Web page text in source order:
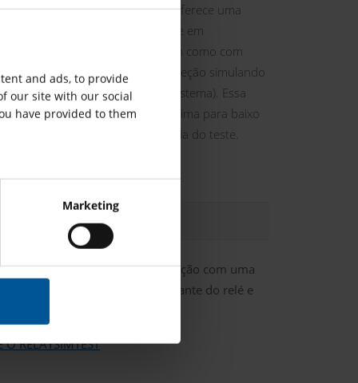
and ads, to provide
our site with our social
have provided to them
Marketing
para controlar o CMC 500 oferece uma
o teste de proteção com base em
baseado em parâmetros), bem como com
de todo o sistema de proteção simulando
de proteção baseado no sistema). Essa
de baixo para cima e de cima para baixo
a profundidade e a eficiência do teste.
com RelaySimTest
do sistema de proteção com uma
do tipo ou do fabricante do relé e
RELAYSIMTEST